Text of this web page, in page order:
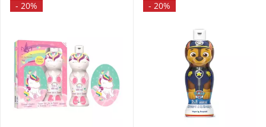
- 20% - 20%